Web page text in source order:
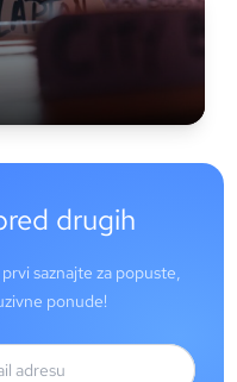
drugih
saznajte za popuste,
ponude!